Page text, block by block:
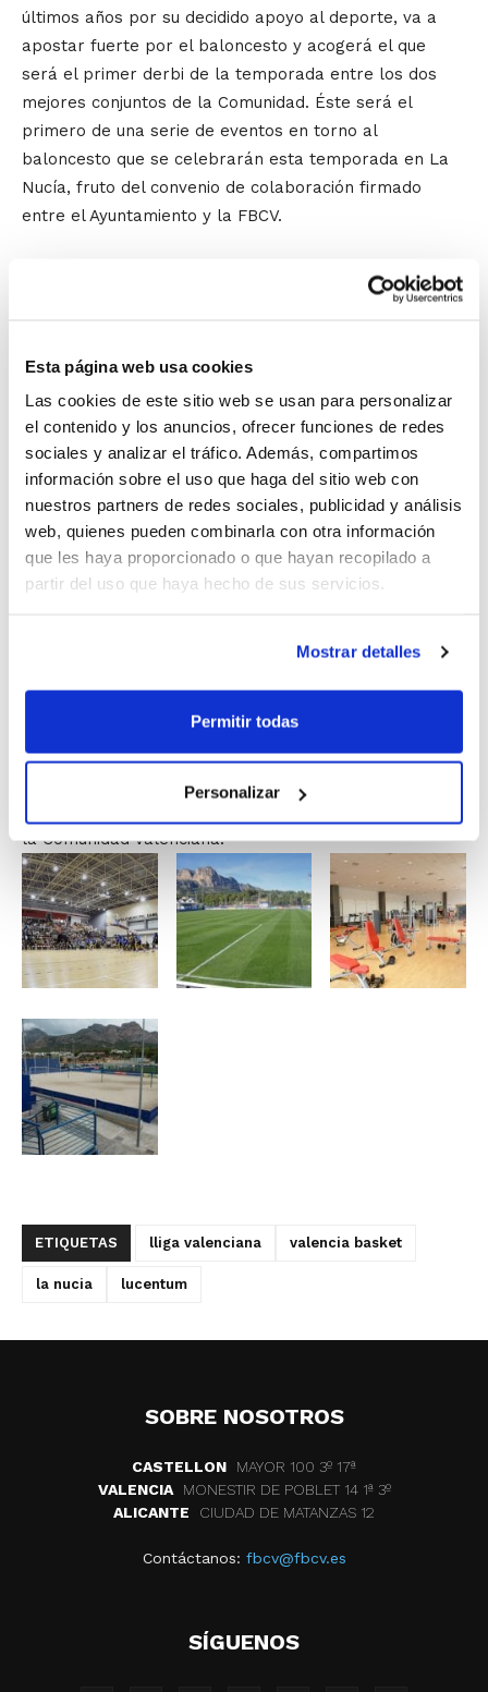
Esta página web usa cookies
Las cookies de este sitio web se usan para personalizar
el contenido y los anuncios, ofrecer funciones de redes
sociales y analizar el tráfico. Además, compartimos
información sobre el uso que haga del sitio web con
nuestros partners de redes sociales, publicidad y análisis
web, quienes pueden combinarla con otra información
que les haya proporcionado o que hayan recopilado a
partir del uso que haya hecho de sus servicios.
Mostrar detalles
Permitir todas
Personalizar
últimos años por su decidido apoyo al deporte, va a
apostar fuerte por el baloncesto y acogerá el que
será el primer derbi de la temporada entre los dos
mejores conjuntos de la Comunidad. Éste será el
primero de una serie de eventos en torno al
baloncesto que se celebrarán esta temporada en La
Nucía, fruto del convenio de colaboración firmado
entre el Ayuntamiento y la FBCV.
Inaugurado hace ahora dos años, el Pabellón Municipal
Camilo Cano ha albergado numerosas actividades
capacidad para 1.500 espectadores con gradas fijas y
acoger la Final que pondrá en juego el primer título de
baloncesto de la temporada 2011/2012. El pabellón
forma parte del complejo Ciutat Esportiva Camilo
Cano, que con una extensión de 100.000 metros
cuadrados, alberga multitud de instalaciones como
campos de fútbol, gimnasio, campus de fútbol playa o
la piscina cubierta del municipio, entre otras.
La Final de la Lliga Valenciana ACB 2011 es sin duda el
competición que este año va a ser especial, puesto
que por primera vez se jugará en todas las categorías
Senior y Junior. Así, todos los equipos que lo deseen
van a poder sentirse parte de este evento que da el
la Comunidad Valenciana.
ETIQUETAS lliga valenciana valencia basket
la nucia lucentum
SOBRE NOSOTROS
CASTELLON
MAYOR 100 3º 17ª
VALENCIA
MONESTIR DE POBLET 14 1ª 3º
ALICANTE
CIUDAD DE MATANZAS 12
Contáctanos: fbcv@fbcv.es
SÍGUENOS